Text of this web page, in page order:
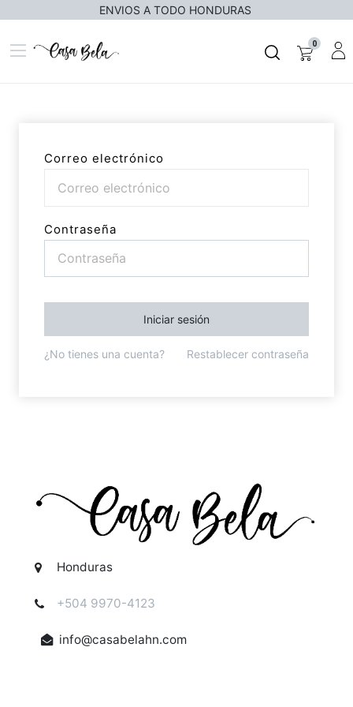
ENVIOS A TODO HONDURAS
0
Correo electrónico
Contraseña
Iniciar sesión
¿No tienes una cuenta? Restablecer contraseña
Honduras
+504 9970-4123
info@casabelahn.com